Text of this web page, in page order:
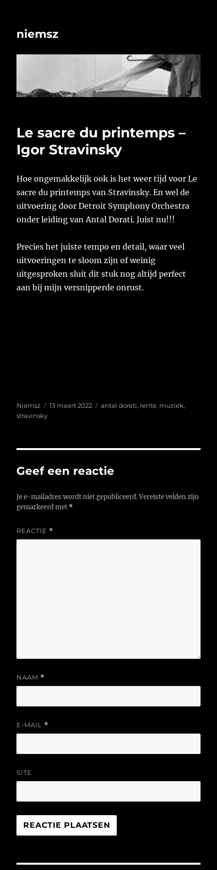
niemsz
Le sacre du printemps –
Igor Stravinsky
Hoe ongemakkelijk ook is het weer tijd voor Le
sacre du printemps van Stravinsky. En wel de
uitvoering door Detroit Symphony Orchestra
onder leiding van Antal Dorati. Juist nu!!!
Precies het juiste tempo en detail, waar veel
uitvoeringen te sloom zijn of weinig
uitgesproken sluit dit stuk nog altijd perfect
aan bij mijn versnipperde onrust.
Auteur
Niemsz
Geplaatst
13 maart 2022 Tags
antal dorati, lente, muziek,
stravinsky
Geef een reactie
Je e-mailadres wordt niet gepubliceerd. Vereiste velden zijn
gemarkeerd met *
REACTIE *
NAAM *
E-MAIL *
SITE